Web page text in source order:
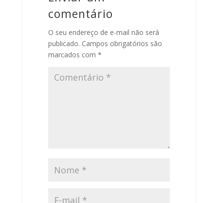
comentário
O seu endereço de e-mail não será
publicado. Campos obrigatórios são
marcados com*